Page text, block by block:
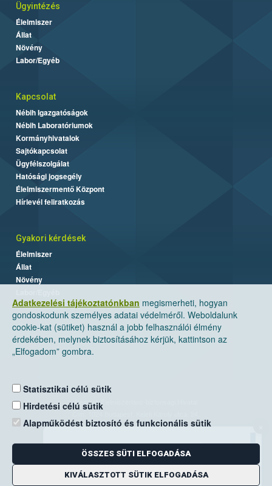
Adatkezelési tájékoztatónkban megismerheti, hogyan
gondoskodunk személyes adatai védelméről. Weboldalunk
cookie-kat (sütiket) használ a jobb felhasználói élmény
érdekében, melynek biztosításához kérjük, kattintson az
„Elfogadom” gombra.
Statisztikai célú sütik
Hirdetési célú sütik
Alapműködést biztosító és funkcionális sütik
ÖSSZES SÜTI ELFOGADÁSA
KIVÁLASZTOTT SÜTIK ELFOGADÁSA
Ügyintézés
Élelmiszer
Állat
Növény
Labor/Egyéb
Kapcsolat
Nébih Igazgatóságok
Nébih Laboratóriumok
Kormányhivatalok
Sajtókapcsolat
Ügyfélszolgálat
Hatósági jogsegély
Élelmiszermentő Központ
Hírlevél feliratkozás
Gyakori kérdések
Élelmiszer
Állat
Növény
Nemzeti Élelmiszerlánc-biztonsági Hivatal
Levelezési cím: 1525 Budapest. Pf. 30.
E-mail:ugyfelszolgalat@nebih.gov.hu
Zöld szám: 06-80/263-244
Telefon: 06-1/ 336-9000